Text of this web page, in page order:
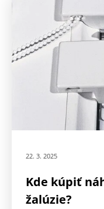
22. 3. 2025
Kde kúpiť
žalúzie?